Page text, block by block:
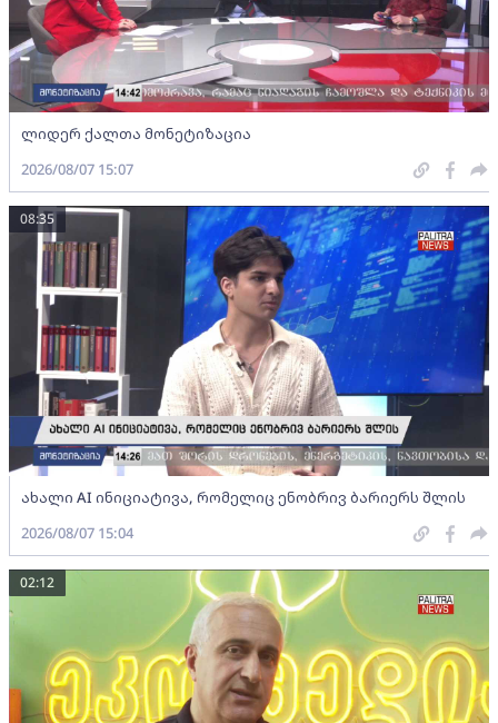
ლიდერ ქალთა მონეტიზაცია
2026/08/07 15:07
ახალი AI ინიციატივა, რომელიც ენობრივ ბარიერს შლის
08:35
2026/08/07 15:04
02:12